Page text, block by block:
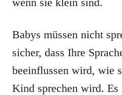
Babys müssen nicht
sicher, dass Ihre
beeinflussen wird, wie
Kind sprechen wird.